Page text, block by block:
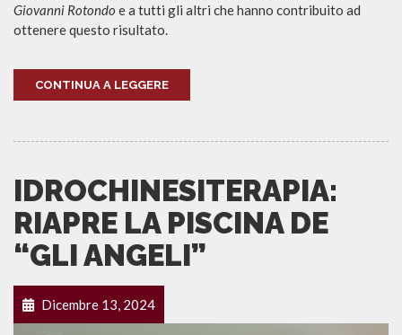
Giovanni Rotondo e a tutti gli altri che hanno contribuito ad
ottenere questo risultato.
CONTINUA A LEGGERE
IDROCHINESITERAPIA:
RIAPRE LA PISCINA DE
“GLI ANGELI”
Dicembre 13, 2024